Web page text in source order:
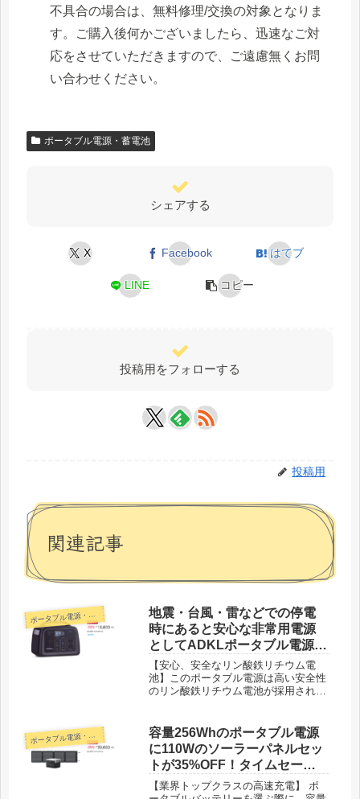
不具合の場合は、無料修理/交換の対象となりま
す。ご購入後何かございましたら、迅速なご対
応をさせていただきますので、ご遠慮無くお問
い合わせください。
ポータブル電源・蓄電池
シェアする
X Facebook はてブ
LINE コピー
投稿用をフォローする
投稿用
関連記事
ポ
ータブル電源・蓄電池
地震・台風・雷などでの停電
時にあると安心な非常用電源
としてADKLポータブル電源
100000mAhが32%OFF！タイ
ムセール特価18,800円！
【安心、安全なリン酸鉄リチウム電
池】このポータブル電源は高い安全性
のリン酸鉄リチウム電池が採用されて
既存のポータブル電源に比べ、使用寿
命が長く、安全性が高く、環境にやさ
しいです。日本規格のPSEはもちろん
UN38.3、CE、UL、FCC、RoHSなど
世界基準の様々な安全規格、品質テス
トに合格しています。また、BMS(バ
ポ
ータブル電源・蓄電池
容量256Whのポータブル電源
に110Wのソーラーパネルセッ
トが35%OFF！タイムセール
特価39,650円！
【業界トップクラスの高速充電】 ポ